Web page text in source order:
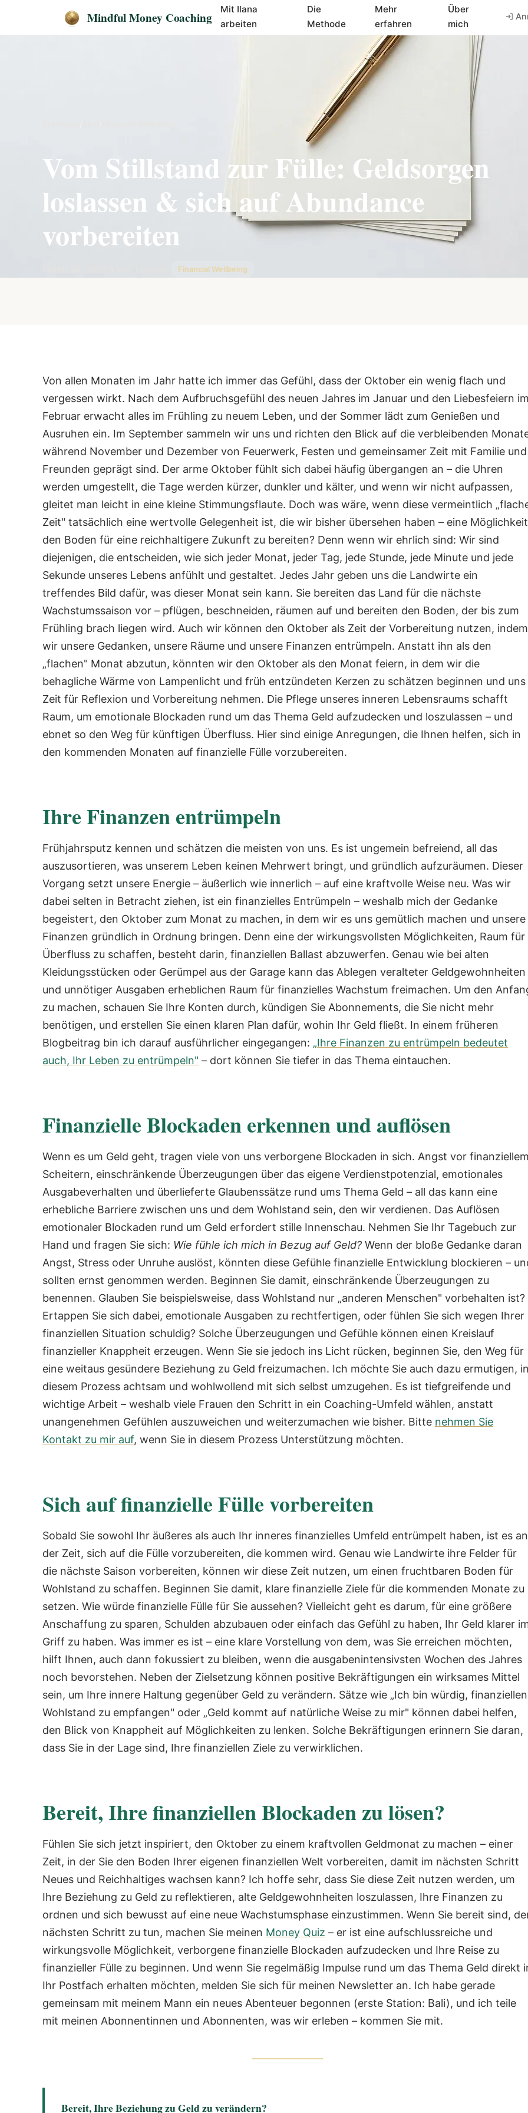
Mindful Money Coaching
Mit Ilana
arbeiten
Die
Methode
Mehr
erfahren
Über
mich
Vom Stillstand zur Fülle: Geldsorgen
loslassen & sich auf Abundance
vorbereiten
Financial Wellbeing
Von allen Monaten im Jahr hatte ich immer das Gefühl, dass der Oktober ein wenig flach und
vergessen wirkt. Nach dem Aufbruchsgefühl des neuen Jahres im Januar und den Liebesfeiern
Februar erwacht alles im Frühling zu neuem Leben, und der Sommer lädt zum Genießen und
Ausruhen ein. Im September sammeln wir uns und richten den Blick auf die verbleibenden
während November und Dezember von Feuerwerk, Festen und gemeinsamer Zeit mit Familie und
Freunden geprägt sind. Der arme Oktober fühlt sich dabei häufig übergangen an – die Uhren
werden umgestellt, die Tage werden kürzer, dunkler und kälter, und wenn wir nicht aufpassen,
gleitet man leicht in eine kleine Stimmungsflaute. Doch was wäre, wenn diese vermeintlich
Zeit" tatsächlich eine wertvolle Gelegenheit ist, die wir bisher übersehen haben – eine
den Boden für eine reichhaltigere Zukunft zu bereiten? Denn wenn wir ehrlich sind: Wir sind
diejenigen, die entscheiden, wie sich jeder Monat, jeder Tag, jede Stunde, jede Minute und jede
Sekunde unseres Lebens anfühlt und gestaltet. Jedes Jahr geben uns die Landwirte ein
treffendes Bild dafür, was dieser Monat sein kann. Sie bereiten das Land für die nächste
Wachstumssaison vor – pflügen, beschneiden, räumen auf und bereiten den Boden, der bis zum
Frühling brach liegen wird. Auch wir können den Oktober als Zeit der Vorbereitung nutzen, indem
wir unsere Gedanken, unsere Räume und unsere Finanzen entrümpeln. Anstatt ihn als den
„flachen" Monat abzutun, könnten wir den Oktober als den Monat feiern, in dem wir die
behagliche Wärme von Lampenlicht und früh entzündeten Kerzen zu schätzen beginnen und uns
Zeit für Reflexion und Vorbereitung nehmen. Die Pflege unseres inneren Lebensraums schafft
Raum, um emotionale Blockaden rund um das Thema Geld aufzudecken und loszulassen – und
ebnet so den Weg für künftigen Überfluss. Hier sind einige Anregungen, die Ihnen helfen, sich in
den kommenden Monaten auf finanzielle Fülle vorzubereiten.
Ihre Finanzen entrümpeln
Frühjahrsputz kennen und schätzen die meisten von uns. Es ist ungemein befreiend, all das
auszusortieren, was unserem Leben keinen Mehrwert bringt, und gründlich aufzuräumen. Dieser
Vorgang setzt unsere Energie – äußerlich wie innerlich – auf eine kraftvolle Weise neu. Was wir
dabei selten in Betracht ziehen, ist ein finanzielles Entrümpeln – weshalb mich der Gedanke
begeistert, den Oktober zum Monat zu machen, in dem wir es uns gemütlich machen und unsere
Finanzen gründlich in Ordnung bringen. Denn eine der wirkungsvollsten Möglichkeiten, Raum für
Überfluss zu schaffen, besteht darin, finanziellen Ballast abzuwerfen. Genau wie bei alten
Kleidungsstücken oder Gerümpel aus der Garage kann das Ablegen veralteter Geldgewohnheiten
und unnötiger Ausgaben erheblichen Raum für finanzielles Wachstum freimachen. Um den
zu machen, schauen Sie Ihre Konten durch, kündigen Sie Abonnements, die Sie nicht mehr
benötigen, und erstellen Sie einen klaren Plan dafür, wohin Ihr Geld fließt. In einem früheren
Blogbeitrag bin ich darauf ausführlicher eingegangen: „Ihre Finanzen zu entrümpeln bedeutet
auch, Ihr Leben zu entrümpeln" – dort können Sie tiefer in das Thema eintauchen.
Finanzielle Blockaden erkennen und auflösen
Wenn es um Geld geht, tragen viele von uns verborgene Blockaden in sich. Angst vor
Scheitern, einschränkende Überzeugungen über das eigene Verdienstpotenzial, emotionales
Ausgabeverhalten und überlieferte Glaubenssätze rund ums Thema Geld – all das kann eine
erhebliche Barriere zwischen uns und dem Wohlstand sein, den wir verdienen. Das Auflösen
emotionaler Blockaden rund um Geld erfordert stille Innenschau. Nehmen Sie Ihr Tagebuch zur
Hand und fragen Sie sich: Wie fühle ich mich in Bezug auf Geld? Wenn der bloße Gedanke daran
Angst, Stress oder Unruhe auslöst, könnten diese Gefühle finanzielle Entwicklung blockieren –
sollten ernst genommen werden. Beginnen Sie damit, einschränkende Überzeugungen zu
benennen. Glauben Sie beispielsweise, dass Wohlstand nur „anderen Menschen" vorbehalten ist?
Ertappen Sie sich dabei, emotionale Ausgaben zu rechtfertigen, oder fühlen Sie sich wegen Ihrer
finanziellen Situation schuldig? Solche Überzeugungen und Gefühle können einen Kreislauf
finanzieller Knappheit erzeugen. Wenn Sie sie jedoch ins Licht rücken, beginnen Sie, den Weg für
eine weitaus gesündere Beziehung zu Geld freizumachen. Ich möchte Sie auch dazu ermutigen,
diesem Prozess achtsam und wohlwollend mit sich selbst umzugehen. Es ist tiefgreifende und
wichtige Arbeit – weshalb viele Frauen den Schritt in ein Coaching-Umfeld wählen, anstatt
unangenehmen Gefühlen auszuweichen und weiterzumachen wie bisher. Bitte nehmen Sie
Kontakt zu mir auf, wenn Sie in diesem Prozess Unterstützung möchten.
Sich auf finanzielle Fülle vorbereiten
Sobald Sie sowohl Ihr äußeres als auch Ihr inneres finanzielles Umfeld entrümpelt haben, ist es an
der Zeit, sich auf die Fülle vorzubereiten, die kommen wird. Genau wie Landwirte ihre Felder für
die nächste Saison vorbereiten, können wir diese Zeit nutzen, um einen fruchtbaren Boden für
Wohlstand zu schaffen. Beginnen Sie damit, klare finanzielle Ziele für die kommenden Monate zu
setzen. Wie würde finanzielle Fülle für Sie aussehen? Vielleicht geht es darum, für eine größere
Anschaffung zu sparen, Schulden abzubauen oder einfach das Gefühl zu haben, Ihr Geld klarer
Griff zu haben. Was immer es ist – eine klare Vorstellung von dem, was Sie erreichen möchten,
hilft Ihnen, auch dann fokussiert zu bleiben, wenn die ausgabenintensivsten Wochen des Jahres
noch bevorstehen. Neben der Zielsetzung können positive Bekräftigungen ein wirksames Mittel
sein, um Ihre innere Haltung gegenüber Geld zu verändern. Sätze wie „Ich bin würdig, finanziellen
Wohlstand zu empfangen" oder „Geld kommt auf natürliche Weise zu mir" können dabei helfen,
den Blick von Knappheit auf Möglichkeiten zu lenken. Solche Bekräftigungen erinnern Sie daran,
dass Sie in der Lage sind, Ihre finanziellen Ziele zu verwirklichen.
Bereit, Ihre finanziellen Blockaden zu lösen?
Fühlen Sie sich jetzt inspiriert, den Oktober zu einem kraftvollen Geldmonat zu machen – einer
Zeit, in der Sie den Boden Ihrer eigenen finanziellen Welt vorbereiten, damit im nächsten Schritt
Neues und Reichhaltiges wachsen kann? Ich hoffe sehr, dass Sie diese Zeit nutzen werden, um
Ihre Beziehung zu Geld zu reflektieren, alte Geldgewohnheiten loszulassen, Ihre Finanzen zu
ordnen und sich bewusst auf eine neue Wachstumsphase einzustimmen. Wenn Sie bereit sind,
nächsten Schritt zu tun, machen Sie meinen Money Quiz – er ist eine aufschlussreiche und
wirkungsvolle Möglichkeit, verborgene finanzielle Blockaden aufzudecken und Ihre Reise zu
finanzieller Fülle zu beginnen. Und wenn Sie regelmäßig Impulse rund um das Thema Geld direkt
Ihr Postfach erhalten möchten, melden Sie sich für meinen Newsletter an. Ich habe gerade
gemeinsam mit meinem Mann ein neues Abenteuer begonnen (erste Station: Bali), und ich teile
mit meinen Abonnentinnen und Abonnenten, was wir erleben – kommen Sie mit.
Bereit, Ihre Beziehung zu Geld zu verändern?